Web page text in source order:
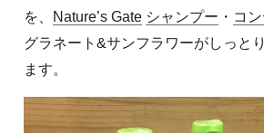
を、 Nature’s Gate シャンプー ・ コ
グラネート&サンフラワーがしっと
ます。